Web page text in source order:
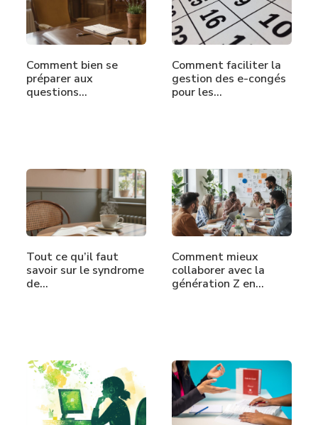
Comment bien se
préparer aux
questions…
Comment faciliter la
gestion des e-congés
pour les…
Tout ce qu’il faut
savoir sur le syndrome
de…
Comment mieux
collaborer avec la
génération Z en…